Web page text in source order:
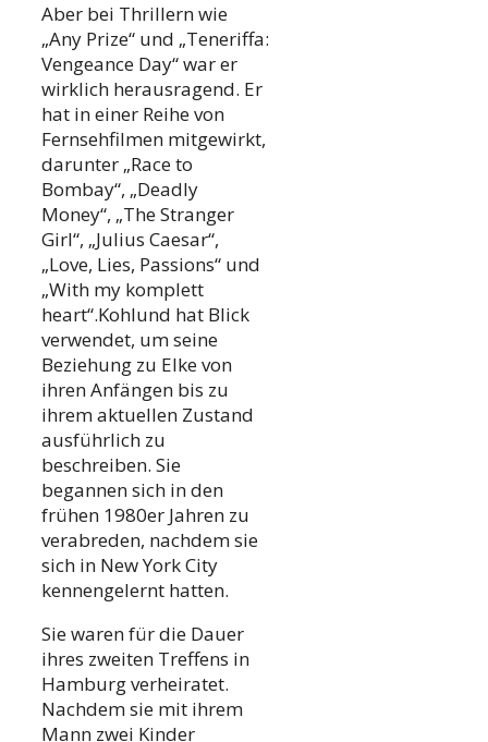
Aber bei Thrillern wie
„Any Prize“ und „Teneriffa:
Vengeance Day“ war er
wirklich herausragend. Er
hat in einer Reihe von
Fernsehfilmen mitgewirkt,
darunter „Race to
Bombay“, „Deadly
Money“, „The Stranger
Girl“, „Julius Caesar“,
„Love, Lies, Passions“ und
„With my komplett
heart“.Kohlund hat Blick
verwendet, um seine
Beziehung zu Elke von
ihren Anfängen bis zu
ihrem aktuellen Zustand
ausführlich zu
beschreiben. Sie
begannen sich in den
frühen 1980er Jahren zu
verabreden, nachdem sie
sich in New York City
kennengelernt hatten.
Sie waren für die Dauer
ihres zweiten Treffens in
Hamburg verheiratet.
Nachdem sie mit ihrem
Mann zwei Kinder